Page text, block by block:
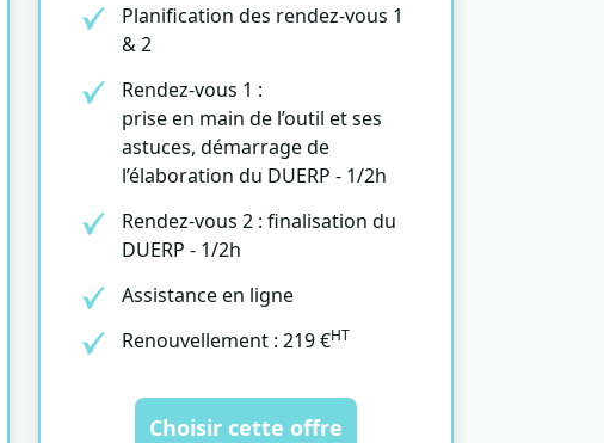
Planification des rendez-vous 1
& 2
Rendez-vous 1 :
prise en main de l’outil et ses
astuces, démarrage de
l’élaboration du DUERP - 1/2h
Rendez-vous 2 : finalisation du
DUERP - 1/2h
Assistance en ligne
Renouvellement : 219 €HT
Choisir cette offre